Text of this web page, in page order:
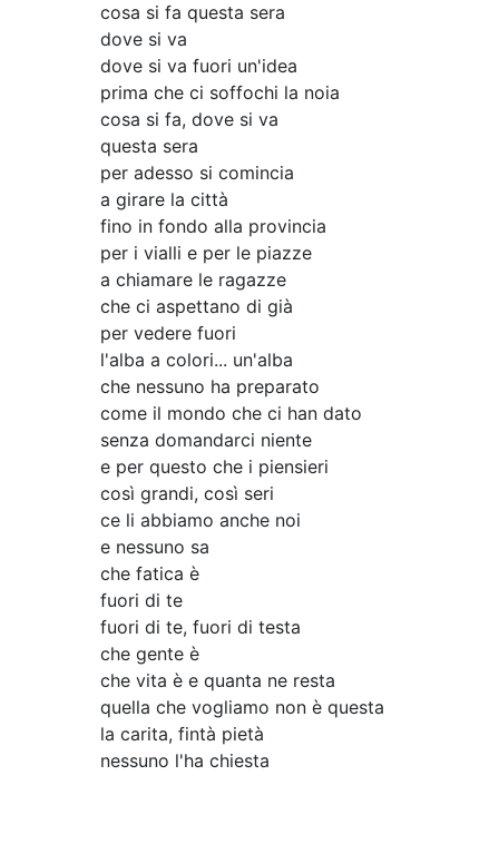
cosa si fa questa sera
dove si va
dove si va fuori un'idea
prima che ci soffochi la noia
cosa si fa, dove si va
questa sera
per adesso si comincia
a girare la città
fino in fondo alla provincia
per i vialli e per le piazze
a chiamare le ragazze
che ci aspettano di già
per vedere fuori
l'alba a colori... un'alba
che nessuno ha preparato
come il mondo che ci han dato
senza domandarci niente
e per questo che i piensieri
così grandi, così seri
ce li abbiamo anche noi
e nessuno sa
che fatica è
fuori di te
fuori di te, fuori di testa
che gente è
che vita è e quanta ne resta
quella che vogliamo non è questa
la carita, fintà pietà
nessuno l'ha chiesta